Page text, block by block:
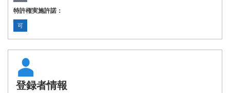
特許権実施許諾：
可
登録者情報